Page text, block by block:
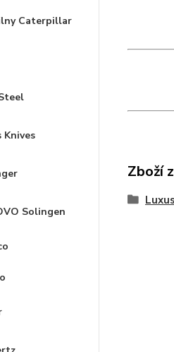
Caterpillar
Knives
Solingen
Zboží